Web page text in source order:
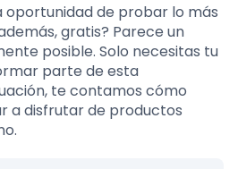
oportunidad de probar lo más
gratis? Parece un
posible. Solo necesitas tu
parte de esta
te contamos cómo
a disfrutar de productos